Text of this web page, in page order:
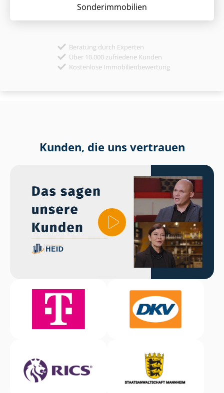
Sonder­immobilien
Beratung durch Experten
Über 10.000 zufriedene Kunden
Kostenlose Immobilienbewertung
Kunden, die uns vertrauen